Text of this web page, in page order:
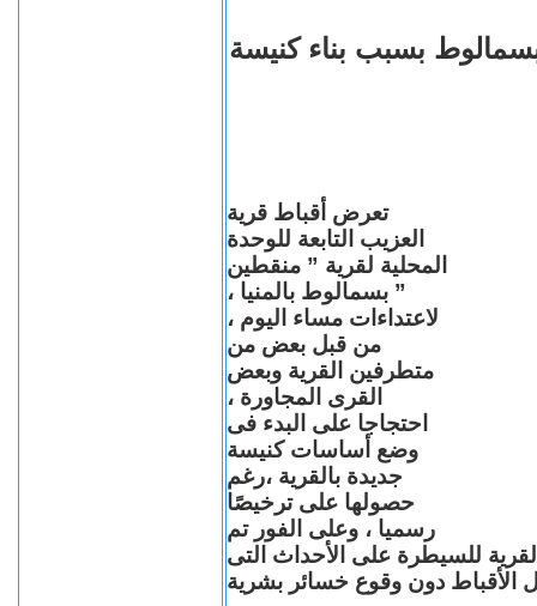
بسبب بناء كنيسة
تعرض أقباط قرية
العزيب التابعة للوحدة
المحلية لقرية ” منقطين
” بسمالوط بالمنيا ،
لاعتداءات مساء اليوم ،
من قبل بعض من
متطرفين القرية وبعض
القرى المجاورة ،
احتجاجا على البدء فى
وضع أساسات كنيسة
جديدة بالقرية ،رغم
حصولها على ترخيصًا
رسميا ، وعلى الفور تم
للسيطرة على الأحداث التى